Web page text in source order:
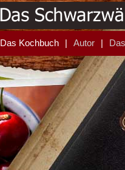
Das Kochbuch Autor